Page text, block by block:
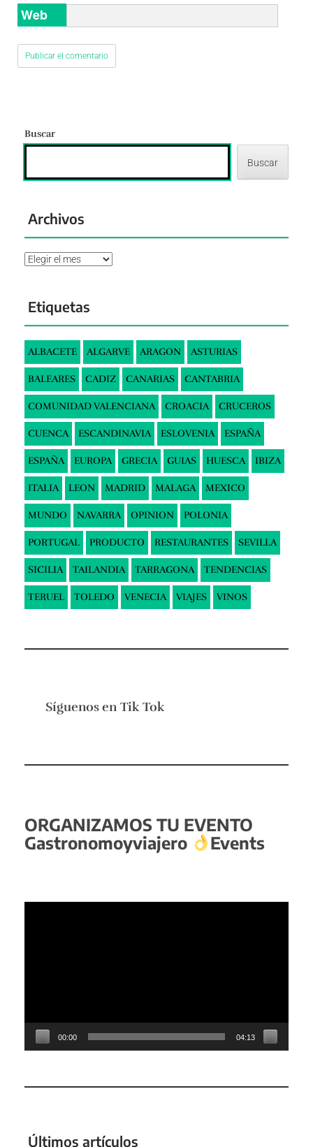
Web
Buscar
Buscar
Archivos
Archivos
Etiquetas
ALBACETE ALGARVE ARAGON ASTURIAS
BALEARES CADIZ CANARIAS CANTABRIA
COMUNIDAD VALENCIANA CROACIA CRUCEROS
CUENCA ESCANDINAVIA ESLOVENIA ESPAÑA
ESPAÑA EUROPA GRECIA GUIAS HUESCA IBIZA
ITALIA LEON MADRID MALAGA MEXICO
MUNDO NAVARRA OPINION POLONIA
PORTUGAL PRODUCTO RESTAURANTES SEVILLA
SICILIA TAILANDIA TARRAGONA TENDENCIAS
TERUEL TOLEDO VENECIA VIAJES VINOS
Síguenos en Tik Tok
ORGANIZAMOS TU EVENTO
Gastronomoyviajero
Events
00:00 04:13
Últimos artículos